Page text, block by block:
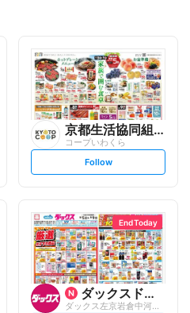
京都生活協同組合
コープいわくら
s
l
o
w
Follow
End Today
ダックスドラッグ
ダックス左京岩倉中河原店